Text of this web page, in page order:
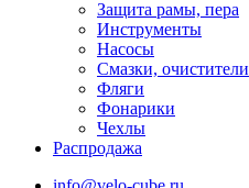
Защита рамы, пера
Инструменты
Насосы
Смазки, очистители
Фляги
Фонарики
Чехлы
Распродажа